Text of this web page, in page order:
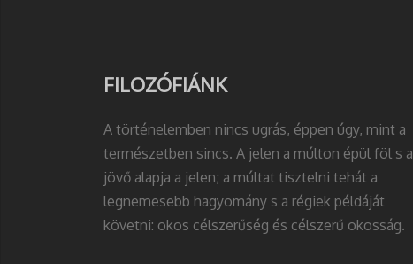
FILOZÓFIÁNK
A történelemben nincs ugrás, éppen úgy, mint a
természetben sincs. A jelen a múlton épül föl s a
jövő alapja a jelen; a múltat tisztelni tehát a
legnemesebb hagyomány s a régiek példáját
követni: okos célszerűség és célszerű okosság.